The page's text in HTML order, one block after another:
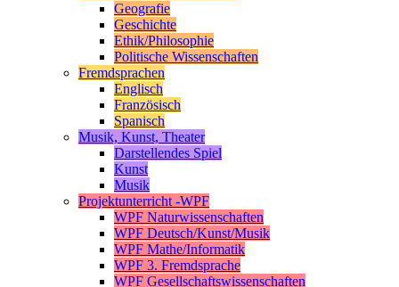
Geografie
Geschichte
Ethik/Philosophie
Politische Wissenschaften
Fremdsprachen
Englisch
Französisch
Spanisch
Musik, Kunst, Theater
Darstellendes Spiel
Kunst
Musik
Projektunterricht -WPF
WPF Naturwissenschaften
WPF Deutsch/Kunst/Musik
WPF Mathe/Informatik
WPF 3. Fremdsprache
WPF Gesellschaftswissenschaften